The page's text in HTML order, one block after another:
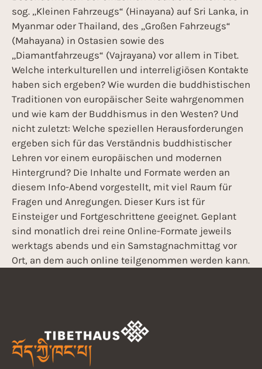
sog. „Kleinen Fahrzeugs“ (Hinayana) auf Sri Lanka, in
Myanmar oder Thailand, des „Großen Fahrzeugs“
(Mahayana) in Ostasien sowie des
„Diamantfahrzeugs“ (Vajrayana) vor allem in Tibet.
Welche interkulturellen und interreligiösen Kontakte
haben sich ergeben? Wie wurden die buddhistischen
Traditionen von europäischer Seite wahrgenommen
und wie kam der Buddhismus in den Westen? Und
nicht zuletzt: Welche speziellen Herausforderungen
ergeben sich für das Verständnis buddhistischer
Lehren vor einem europäischen und modernen
Hintergrund? Die Inhalte und Formate werden an
diesem Info-Abend vorgestellt, mit viel Raum für
Fragen und Anregungen. Dieser Kurs ist für
Einsteiger und Fortgeschrittene geeignet. Geplant
sind monatlich drei reine Online-Formate jeweils
werktags abends und ein Samstagnachmittag vor
Ort, an dem auch online teilgenommen werden kann.